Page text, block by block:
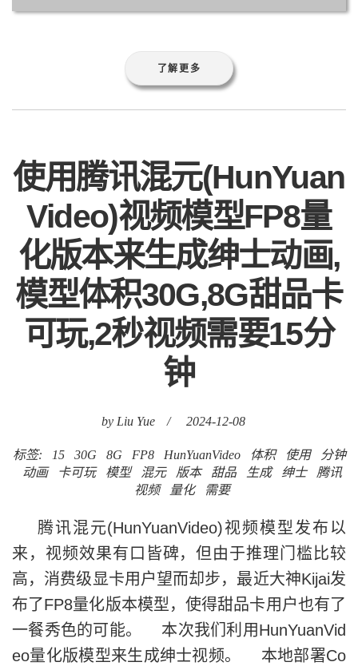
了解更多
使用腾讯混元(HunYuan
Video)视频模型FP8量
化版本来生成绅士动画,
模型体积30G,8G甜品卡
可玩,2秒视频需要15分
钟
by Liu Yue / 2024-12-08
标签: 15 30G 8G FP8 HunYuanVideo 体积 使用
分钟
动画
卡可玩 模型 混元 版本 甜品 生成 绅士
腾讯
视频
量化 需要
腾讯混元(HunYuanVideo)视频模型发布以
来，视频效果有口皆碑，但由于推理门槛比较
高，消费级显卡用户望而却步，最近大神Kijai发
布了FP8量化版本模型，使得甜品卡用户也有了
一餐秀色的可能。 本次我们利用HunYuanVid
eo量化版模型来生成绅士视频。 本地部署Co